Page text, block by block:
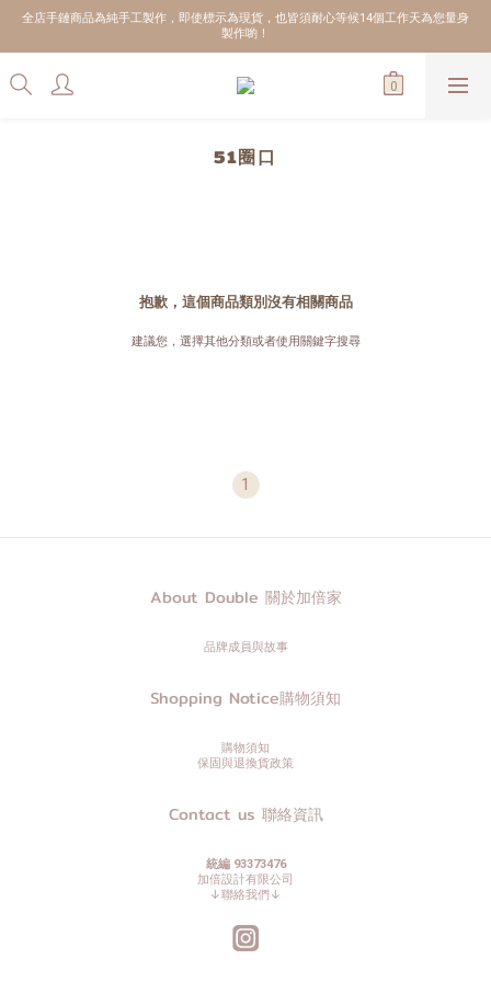
全店手鏈商品為純手工製作，即使標示為現貨，也皆須耐心等候14個工作天為您量身
製作喲！
51圈口
抱歉，這個商品類別沒有相關商品
建議您，選擇其他分類或者使用關鍵字搜尋
1
About Double 關於加倍家
品牌成員與故事
Shopping Notice購物須知
購物須知
保固與退換貨政策
Contact us 聯絡資訊
統編 93373476
加倍設計有限公司
↓聯絡我們↓